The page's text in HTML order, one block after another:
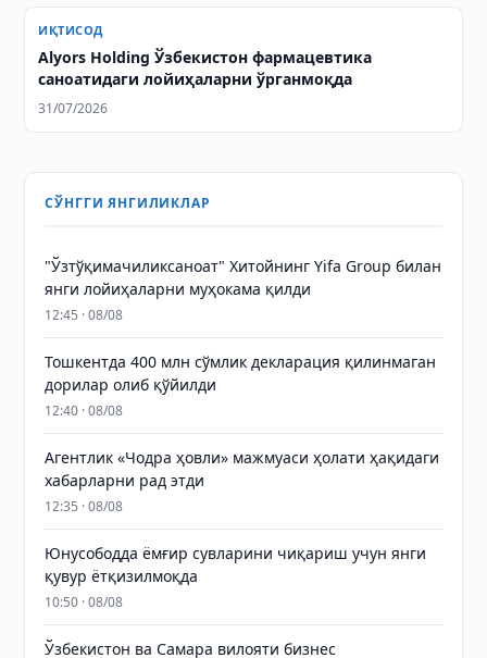
ИҚТИСОД
Alyors Holding Ўзбекистон фармацевтика
саноатидаги лойиҳаларни ўрганмоқда
31/07/2026
СЎНГГИ ЯНГИЛИКЛАР
"Ўзтўқимачиликсаноат" Хитойнинг Yifa Group билан
янги лойиҳаларни муҳокама қилди
12:45 · 08/08
Тошкентда 400 млн сўмлик декларация қилинмаган
дорилар олиб қўйилди
12:40 · 08/08
Агентлик «Чодра ҳовли» мажмуаси ҳолати ҳақидаги
хабарларни рад этди
12:35 · 08/08
Юнусободда ёмғир сувларини чиқариш учун янги
қувур ётқизилмоқда
10:50 · 08/08
Ўзбекистон ва Самара вилояти бизнес